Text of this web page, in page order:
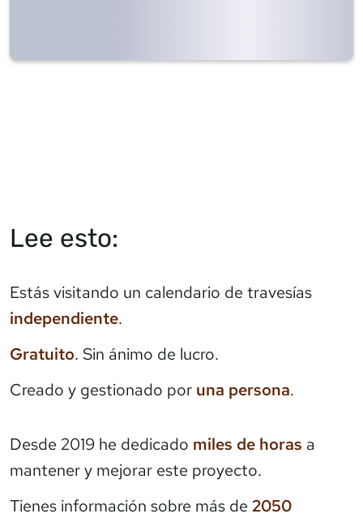
Lee esto:
Estás visitando un calendario de travesías
independiente.
Gratuito. Sin ánimo de lucro.
Creado y gestionado por una persona.
Desde 2019 he dedicado miles de horas a
mantener y mejorar este proyecto.
Tienes información sobre más de 2050